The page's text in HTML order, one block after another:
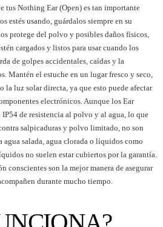
tus Nothing Ear (Open) es tan importante
estés usando, guárdalos siempre en su
protege del polvo y posibles daños físicos,
cargados y listos para usar cuando los
de golpes accidentales, caídas y la
Mantén el estuche en un lugar fresco y seco,
la luz solar directa, ya que esto puede afectar
electrónicos. Aunque los Ear
de resistencia al polvo y al agua, lo que
salpicaduras y polvo limitado, no son
salada, agua clorada o líquidos como
no suelen estar cubiertos por la garantía.
conscientes son la mejor manera de asegurar
durante mucho tiempo.